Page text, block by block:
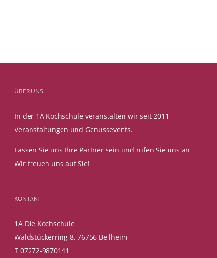
ÜBER UNS
In der 1A Kochschule veranstalten wir seit 2011
Veranstaltungen und Genussevents.
Lassen Sie uns Ihre Partner sein und rufen Sie uns an.
Wir freuen uns auf Sie!
KONTAKT
1A Die Kochschule
Waldstückerring 8, 76756 Bellheim
T 07272-9870141